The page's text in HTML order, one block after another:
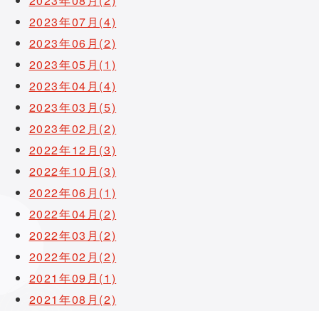
2023年07月(4)
2023年06月(2)
2023年05月(1)
2023年04月(4)
2023年03月(5)
2023年02月(2)
2022年12月(3)
2022年10月(3)
2022年06月(1)
2022年04月(2)
2022年03月(2)
2022年02月(2)
2021年09月(1)
2021年08月(2)